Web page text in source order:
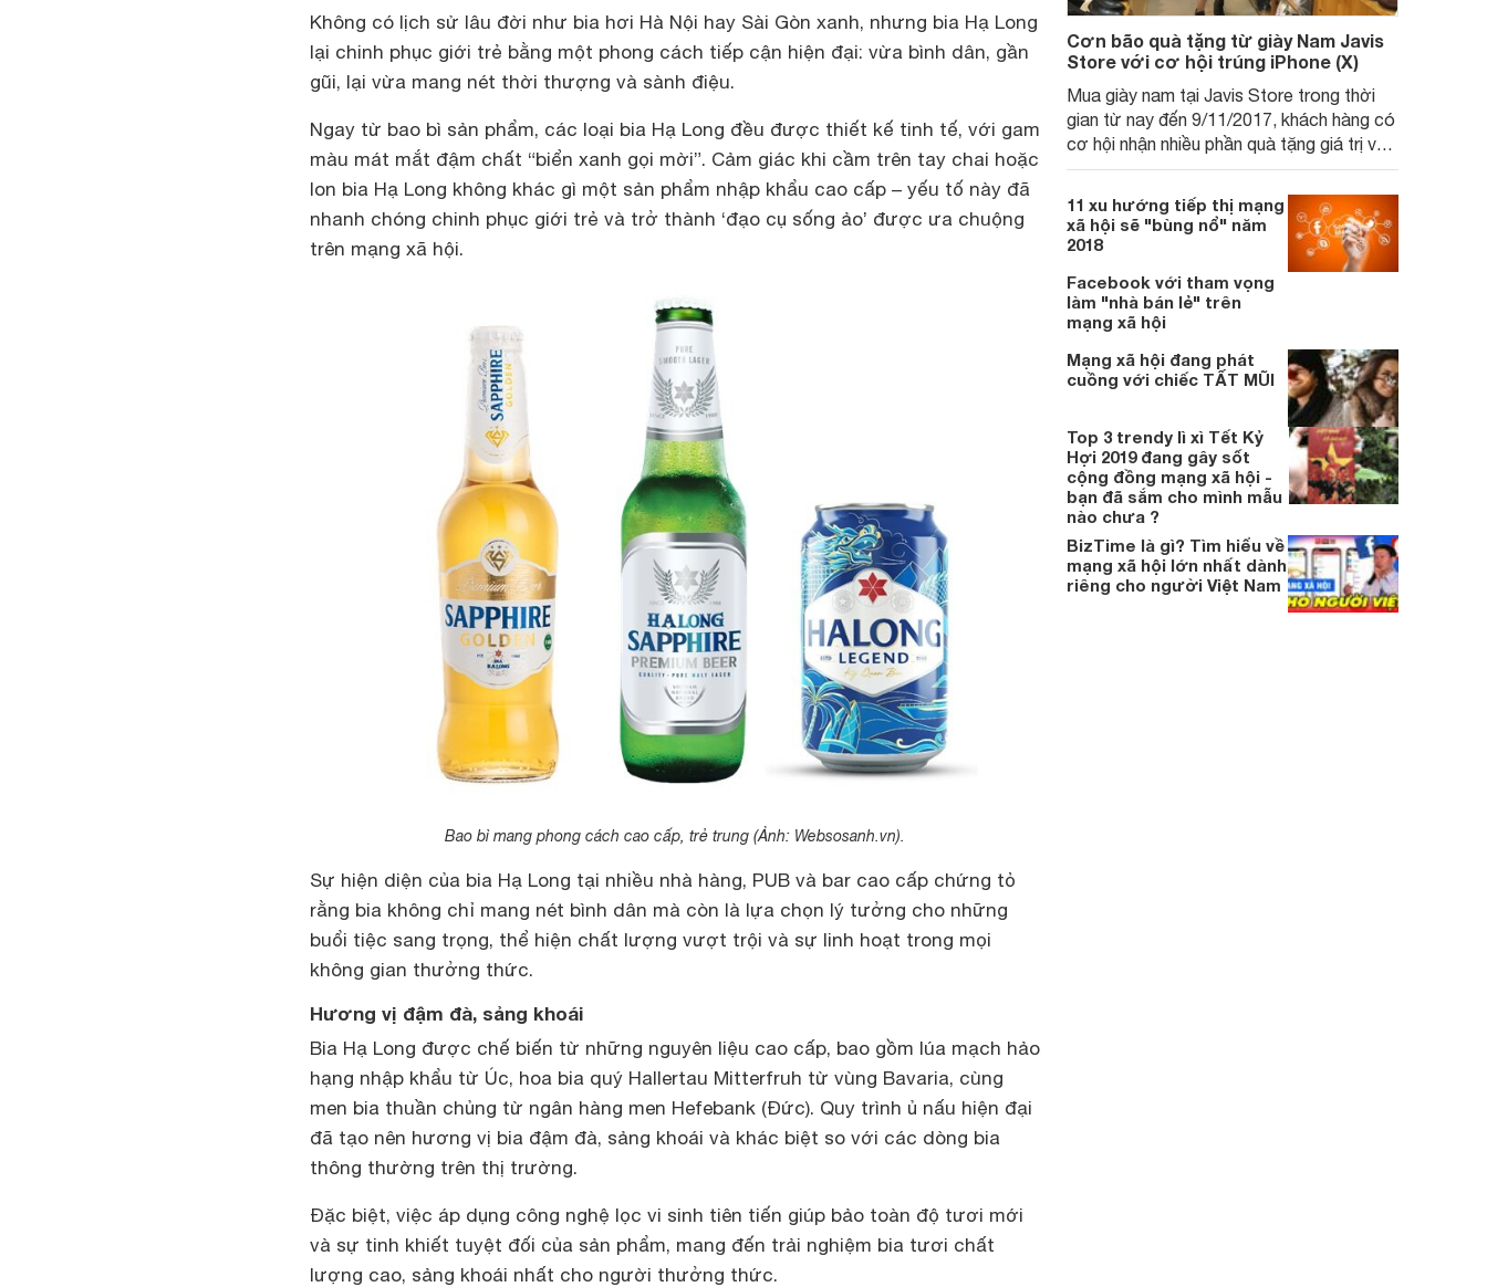
Không có lịch sử lâu đời như bia hơi Hà Nội hay Sài Gòn xanh, nhưng bia Hạ Long
lại chinh phục giới trẻ bằng một phong cách tiếp cận hiện đại: vừa bình dân, gần
gũi, lại vừa mang nét thời thượng và sành điệu.
Ngay từ bao bì sản phẩm, các loại bia Hạ Long đều được thiết kế tinh tế, với gam
màu mát mắt đậm chất “biển xanh gọi mời”. Cảm giác khi cầm trên tay chai hoặc
lon bia Hạ Long không khác gì một sản phẩm nhập khẩu cao cấp – yếu tố này đã
nhanh chóng chinh phục giới trẻ và trở thành ‘đạo cụ sống ảo’ được ưa chuộng
trên mạng xã hội.
Bao bì mang phong cách cao cấp, trẻ trung (Ảnh: Websosanh.vn).
Sự hiện diện của bia Hạ Long tại nhiều nhà hàng, PUB và bar cao cấp chứng tỏ
rằng bia không chỉ mang nét bình dân mà còn là lựa chọn lý tưởng cho những
buổi tiệc sang trọng, thể hiện chất lượng vượt trội và sự linh hoạt trong mọi
không gian thưởng thức.
Hương vị đậm đà, sảng khoái
Bia Hạ Long được chế biến từ những nguyên liệu cao cấp, bao gồm lúa mạch hảo
hạng nhập khẩu từ Úc, hoa bia quý Hallertau Mitterfruh từ vùng Bavaria, cùng
men bia thuần chủng từ ngân hàng men Hefebank (Đức). Quy trình ủ nấu hiện đại
đã tạo nên hương vị bia đậm đà, sảng khoái và khác biệt so với các dòng bia
thông thường trên thị trường.
Đặc biệt, việc áp dụng công nghệ lọc vi sinh tiên tiến giúp bảo toàn độ tươi mới
và sự tinh khiết tuyệt đối của sản phẩm, mang đến trải nghiệm bia tươi chất
lượng cao, sảng khoái nhất cho người thưởng thức.
Cơn bão quà tặng từ giày Nam Javis
Store với cơ hội trúng iPhone (X)
Mua giày nam tại Javis Store trong thời
gian từ nay đến 9/11/2017, khách hàng có
cơ hội nhận nhiều phần quà tặng giá trị với
đơn hàng trên 500.000 đồng.
11 xu hướng tiếp thị mạng
xã hội sẽ "bùng nổ" năm
2018
Facebook với tham vọng
làm "nhà bán lẻ" trên
mạng xã hội
Mạng xã hội đang phát
cuồng với chiếc TẤT MŨI
Top 3 trendy lì xì Tết Kỷ
Hợi 2019 đang gây sốt
cộng đồng mạng xã hội -
bạn đã sắm cho mình mẫu
nào chưa ?
BizTime là gì? Tìm hiểu về
mạng xã hội lớn nhất dành
riêng cho người Việt Nam